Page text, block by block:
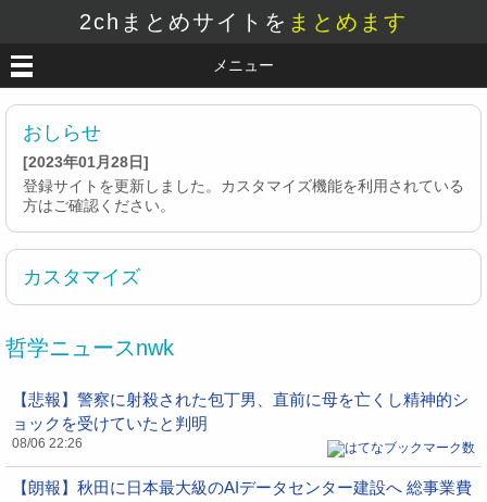
2chまとめサイトを まとめます
メニュー
おしらせ
[2023年01月28日]
登録サイトを更新しました。カスタマイズ機能を利用されている
方はご確認ください。
カスタマイズ
哲学ニュースnwk
【悲報】警察に射殺された包丁男、直前に母を亡くし精神的シ
ョックを受けていたと判明
08/06 22:26
【朗報】秋田に日本最大級のAIデータセンター建設へ 総事業費